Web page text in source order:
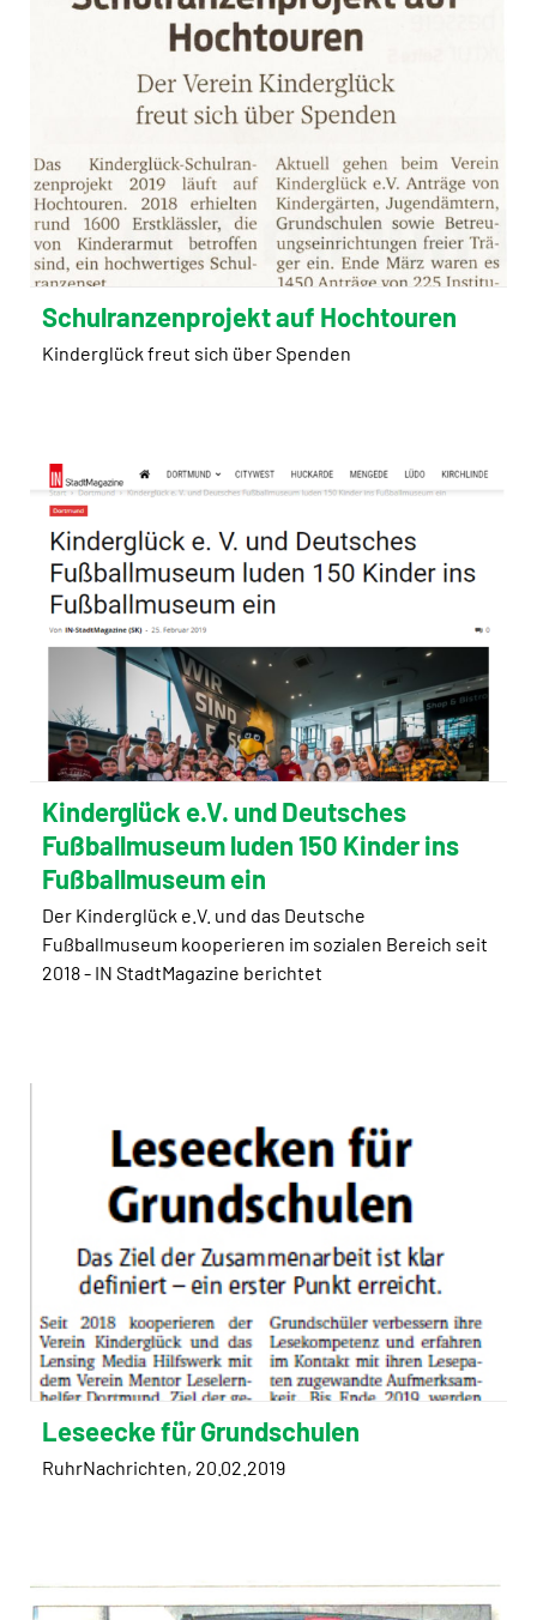
Schulranzenprojekt auf Hochtouren
Kinderglück freut sich über Spenden
Kinderglück e.V. und Deutsches
Fußballmuseum luden 150 Kinder ins
Fußballmuseum ein
Der Kinderglück e.V. und das Deutsche
Fußballmuseum kooperieren im sozialen Bereich seit
2018 - IN StadtMagazine berichtet
Leseecke für Grundschulen
RuhrNachrichten, 20.02.2019